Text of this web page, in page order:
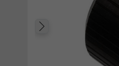
Poprzedni